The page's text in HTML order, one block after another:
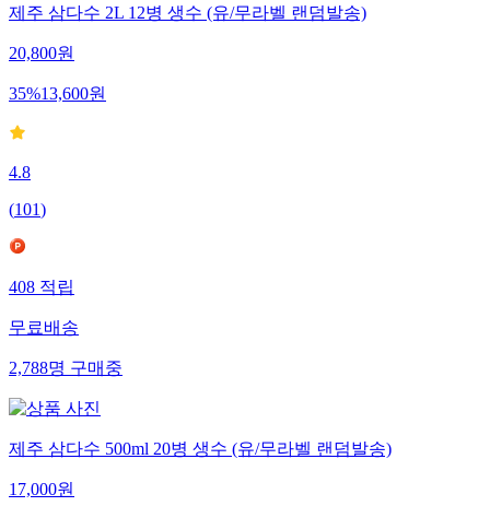
제주 삼다수 2L 12병 생수 (유/무라벨 랜덤발송)
20,800원
35%13,600원
4.8
(101)
408적립
무료배송
2,788명구매중
제주 삼다수 500ml 20병 생수 (유/무라벨 랜덤발송)
17,000원